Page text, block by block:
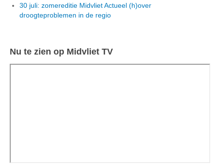
30 juli: zomereditie Midvliet Actueel (h)over
droogteproblemen in de regio
Nu te zien op Midvliet TV